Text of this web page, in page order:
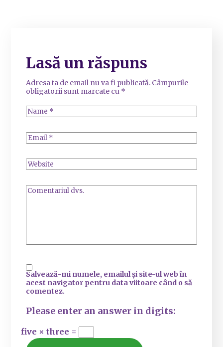
Lasă un răspuns
Adresa ta de email nu va fi publicată. Câmpurile
obligatorii sunt marcate cu *
Salvează-mi numele, emailul și site-ul web în
acest navigator pentru data viitoare când o să
comentez.
Please enter an answer in digits:
five × three =